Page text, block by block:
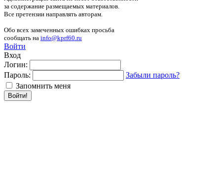
за содержание размещаемых материалов.
Все претензии направлять авторам.
Обо всех замеченных ошибках просьба
сообщать на info@kprf60.ru
Войти
Вход
Логин:
Пароль:
Забыли пароль?
Запомнить меня